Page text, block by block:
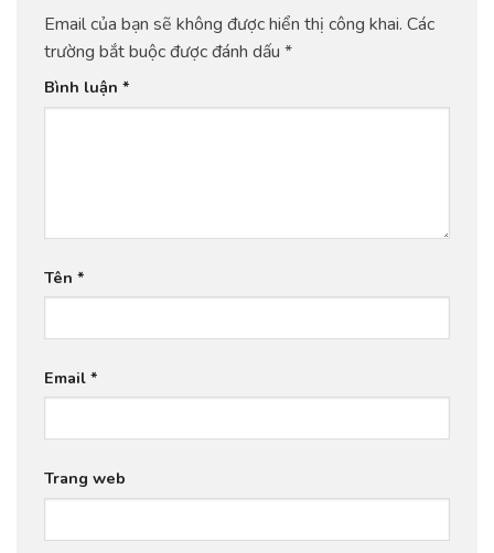
Email của bạn sẽ không được hiển thị công khai. Các
trường bắt buộc được đánh dấu *
Bình luận *
Tên *
Email *
Trang web